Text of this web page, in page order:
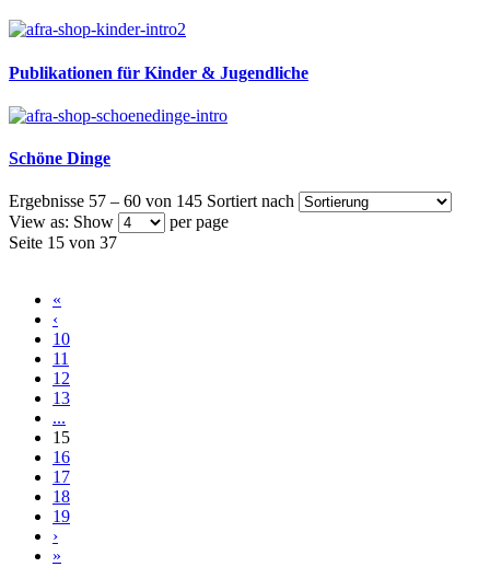
Publikationen für Kinder & Jugendliche
Schöne Dinge
Ergebnisse 57 – 60 von 145 Sortiert nach
View as: Show
per page
Seite 15 von 37
«
‹
10
11
12
13
...
15
16
17
18
19
›
»